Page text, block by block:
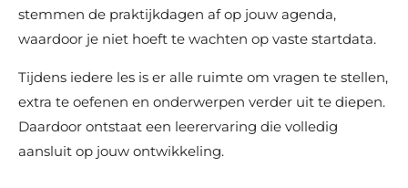
stemmen de praktijkdagen af op jouw agenda,
waardoor je niet hoeft te wachten op vaste startdata.
Tijdens iedere les is er alle ruimte om vragen te stellen,
extra te oefenen en onderwerpen verder uit te diepen.
Daardoor ontstaat een leerervaring die volledig
aansluit op jouw ontwikkeling.